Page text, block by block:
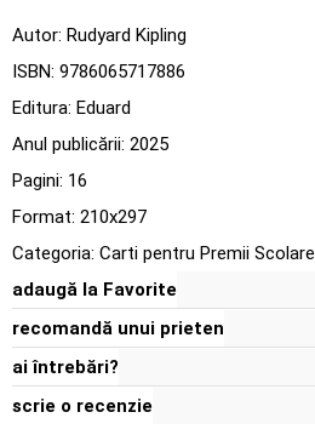
Autor: Rudyard Kipling
ISBN: 9786065717886
Editura: Eduard
Anul publicării: 2025
Pagini: 16
Format: 210x297
Categoria: Carti pentru Premii Scolare
adaugă la Favorite
recomandă unui prieten
ai întrebări?
scrie o recenzie